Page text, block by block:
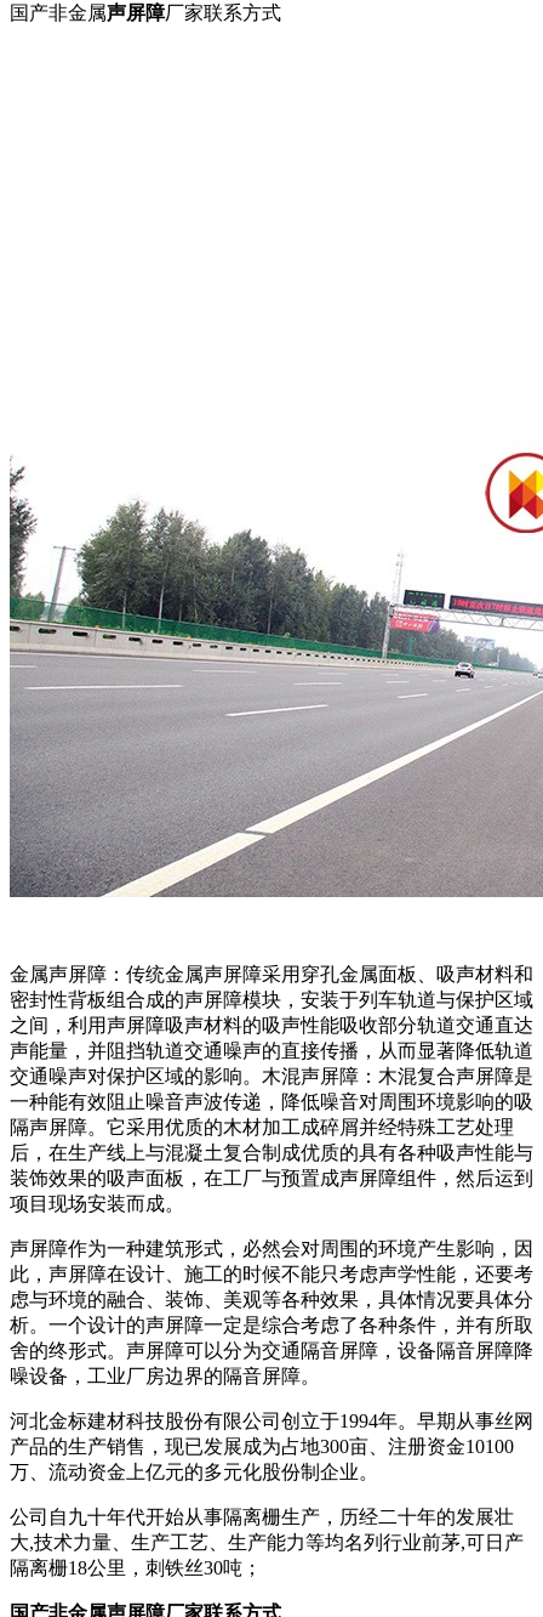
国产非金属声屏障厂家联系方式
金属声屏障：传统金属声屏障采用穿孔金属面板、吸声材料和
密封性背板组合成的声屏障模块，安装于列车轨道与保护区域
之间，利用声屏障吸声材料的吸声性能吸收部分轨道交通直达
声能量，并阻挡轨道交通噪声的直接传播，从而显著降低轨道
交通噪声对保护区域的影响。木混声屏障：木混复合声屏障是
一种能有效阻止噪音声波传递，降低噪音对周围环境影响的吸
隔声屏障。它采用优质的木材加工成碎屑并经特殊工艺处理
后，在生产线上与混凝土复合制成优质的具有各种吸声性能与
装饰效果的吸声面板，在工厂与预置成声屏障组件，然后运到
项目现场安装而成。
声屏障作为一种建筑形式，必然会对周围的环境产生影响，因
此，声屏障在设计、施工的时候不能只考虑声学性能，还要考
虑与环境的融合、装饰、美观等各种效果，具体情况要具体分
析。一个设计的声屏障一定是综合考虑了各种条件，并有所取
舍的终形式。声屏障可以分为交通隔音屏障，设备隔音屏障降
噪设备，工业厂房边界的隔音屏障。
河北金标建材科技股份有限公司创立于1994年。早期从事丝网
产品的生产销售，现已发展成为占地300亩、注册资金10100
万、流动资金上亿元的多元化股份制企业。
公司自九十年代开始从事隔离栅生产，历经二十年的发展壮
大,技术力量、生产工艺、生产能力等均名列行业前茅,可日产
隔离栅18公里，刺铁丝30吨；
国产非金属声屏障厂家联系方式